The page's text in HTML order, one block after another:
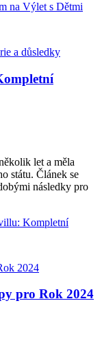
na Výlet s Dětmi
let a měla
státu. Článek se
následky pro
Kompletní
pro Rok 2024